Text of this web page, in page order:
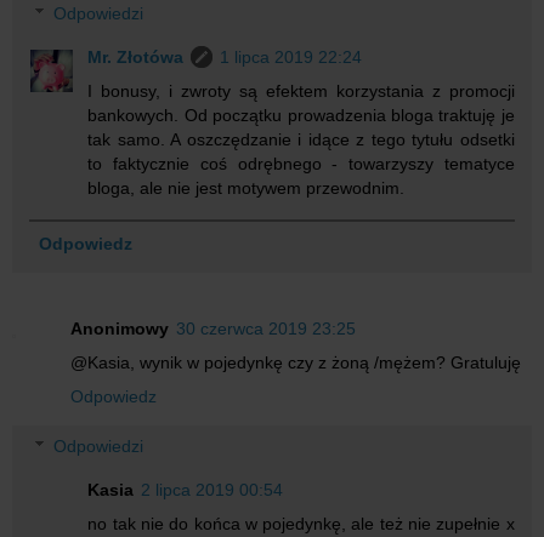
Odpowiedzi
Mr. Złotówa
1 lipca 2019 22:24
I bonusy, i zwroty są efektem korzystania z promocji
bankowych. Od początku prowadzenia bloga traktuję je
tak samo. A oszczędzanie i idące z tego tytułu odsetki
to faktycznie coś odrębnego - towarzyszy tematyce
bloga, ale nie jest motywem przewodnim.
Odpowiedz
Anonimowy 30 czerwca 2019 23:25
@Kasia, wynik w pojedynkę czy z żoną /mężem? Gratuluję
Odpowiedz
Odpowiedzi
Kasia 2 lipca 2019 00:54
no tak nie do końca w pojedynkę, ale też nie zupełnie x